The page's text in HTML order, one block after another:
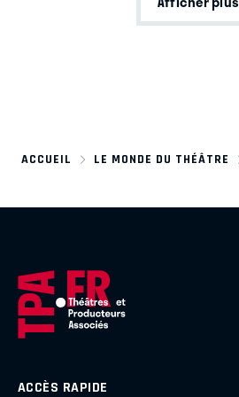
ACCUEIL LE MONDE DU THÉÂTRE
ACCÈS RAPIDE